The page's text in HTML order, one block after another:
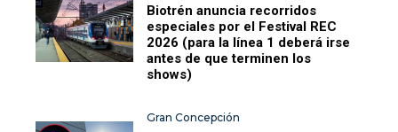
Biotrén anuncia recorridos
especiales por el Festival REC
2026 (para la línea 1 deberá irse
antes de que terminen los
shows)
Gran Concepción